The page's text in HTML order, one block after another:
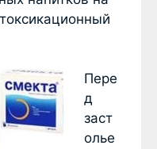
Пере
д
заст
олье